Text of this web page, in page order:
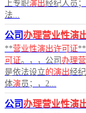
上专职演出经纪人员
法...
公司办理营业性演
**营业性演出许可证
可证。，，公司 办理
是依法设立的演出经
体演 员；，2...
公司办理营业性演